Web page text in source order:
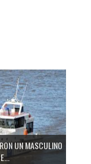
UN MASCULINO